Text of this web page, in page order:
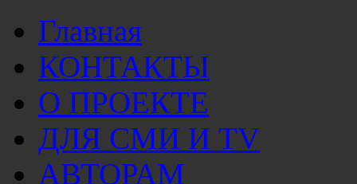
Главная
КОНТАКТЫ
О ПРОЕКТЕ
ДЛЯ СМИ И TV
АВТОРАМ